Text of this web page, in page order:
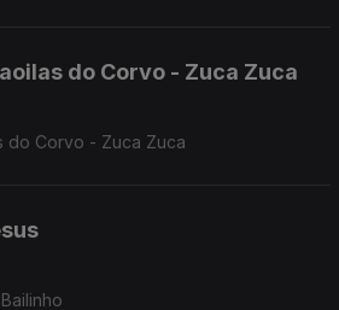
do Corvo - Zuca Zuca
do Corvo - Zuca Zuca